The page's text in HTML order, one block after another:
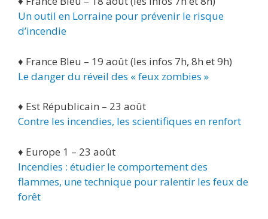
Un outil en Lorraine pour prévenir le risque
d’incendie
♦ France Bleu – 19 août (les infos 7h, 8h et 9h)
Le danger du réveil des « feux zombies »
♦ Est Républicain – 23 août
Contre les incendies, les scientifiques en renfort
♦ Europe 1 – 23 août
Incendies : étudier le comportement des
flammes, une technique pour ralentir les feux de
forêt